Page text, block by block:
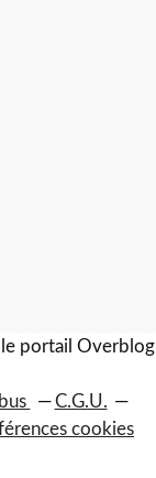
le portail Overblog
C.G.U.
cookies